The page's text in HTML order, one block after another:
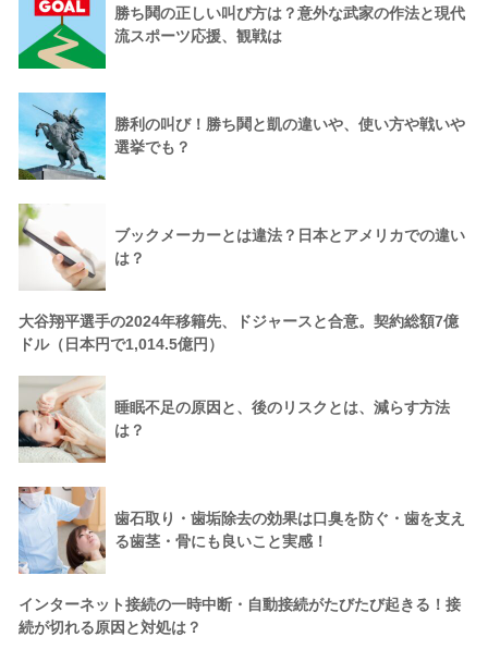
勝ち鬨の正しい叫び方は？意外な武家の作法と現代
流スポーツ応援、観戦は
勝利の叫び！勝ち鬨と凱の違いや、使い方や戦いや
選挙でも？
ブックメーカーとは違法？日本とアメリカでの違い
は？
大谷翔平選手の2024年移籍先、ドジャースと合意。契約総額7億
ドル（日本円で1,014.5億円）
睡眠不足の原因と、後のリスクとは、減らす方法
は？
歯石取り・歯垢除去の効果は口臭を防ぐ・歯を支え
る歯茎・骨にも良いこと実感！
インターネット接続の一時中断・自動接続がたびたび起きる！接
続が切れる原因と対処は？